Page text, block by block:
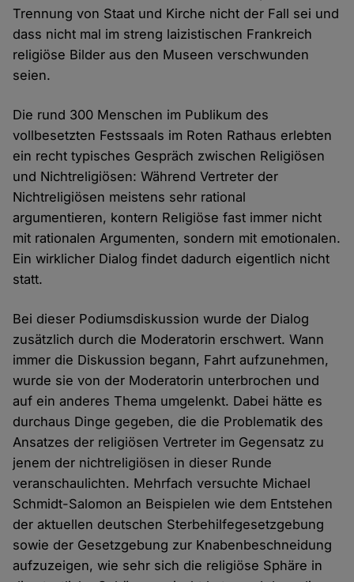
Trennung von Staat und Kirche nicht der Fall sei und
dass nicht mal im streng laizistischen Frankreich
religiöse Bilder aus den Museen verschwunden
seien.
Die rund 300 Menschen im Publikum des
vollbesetzten Festssaals im Roten Rathaus erlebten
ein recht typisches Gespräch zwischen Religiösen
und Nichtreligiösen: Während Vertreter der
Nichtreligiösen meistens sehr rational
argumentieren, kontern Religiöse fast immer nicht
mit rationalen Argumenten, sondern mit emotionalen.
Ein wirklicher Dialog findet dadurch eigentlich nicht
statt.
Bei dieser Podiumsdiskussion wurde der Dialog
zusätzlich durch die Moderatorin erschwert. Wann
immer die Diskussion begann, Fahrt aufzunehmen,
wurde sie von der Moderatorin unterbrochen und
auf ein anderes Thema umgelenkt. Dabei hätte es
durchaus Dinge gegeben, die die Problematik des
Ansatzes der religiösen Vertreter im Gegensatz zu
jenem der nichtreligiösen in dieser Runde
veranschaulichten. Mehrfach versuchte Michael
Schmidt-Salomon an Beispielen wie dem Entstehen
der aktuellen deutschen Sterbehilfegesetzgebung
sowie der Gesetzgebung zur Knabenbeschneidung
aufzuzeigen, wie sehr sich die religiöse Sphäre in